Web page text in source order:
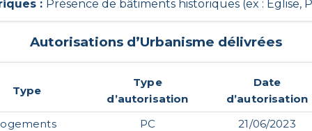
: Présence de bâtiments historiques (ex : Eglise,
Autorisations d’Urbanisme délivrées
Type
Type
d’autorisation
Date
d’autorisation
PC
21/06/2023